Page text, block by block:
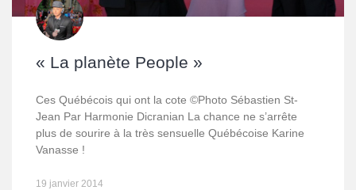
« La planète People »
Ces Québécois qui ont la cote ©Photo Sébastien St-
Jean Par Harmonie Dicranian La chance ne s’arrête
plus de sourire à la très sensuelle Québécoise Karine
Vanasse !
19 janvier 2014